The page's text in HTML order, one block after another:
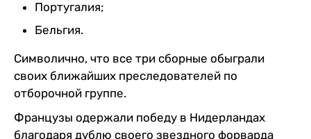
Португалия;
Бельгия.
Символично, что все три сборные обыграли
своих ближайших преследователей по
отборочной группе.
Французы одержали победу в Нидерландах
благодаря дублю своего звездного форварда